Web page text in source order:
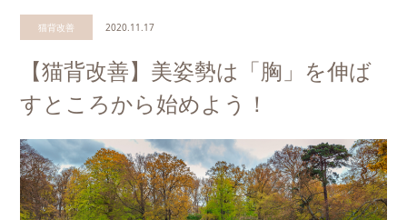
猫背改善 2020.11.17
【猫背改善】美姿勢は「胸」を伸ば
すところから始めよう！